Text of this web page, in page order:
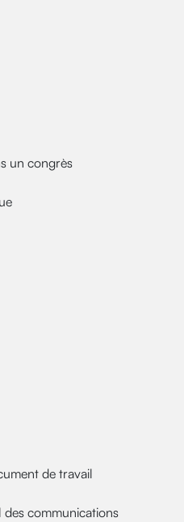
un congrès
de travail
des communications